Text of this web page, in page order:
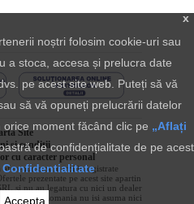
Site
si conditii
cu caracter personal
sunt marci inregistrate
prezentate pe acest site apartin
si nu au legatura cu nici un dealer
OPEL Romania nu isi asuma nici
x
noștri folosim cookie-uri sau
a stoca, accesa și prelucra date
pe acest site web. Puteți să vă
să vă opuneți prelucrării datelor
moment făcând clic pe „Aflați
de confidențialitate de pe acest
Confidentialitate
Accepta